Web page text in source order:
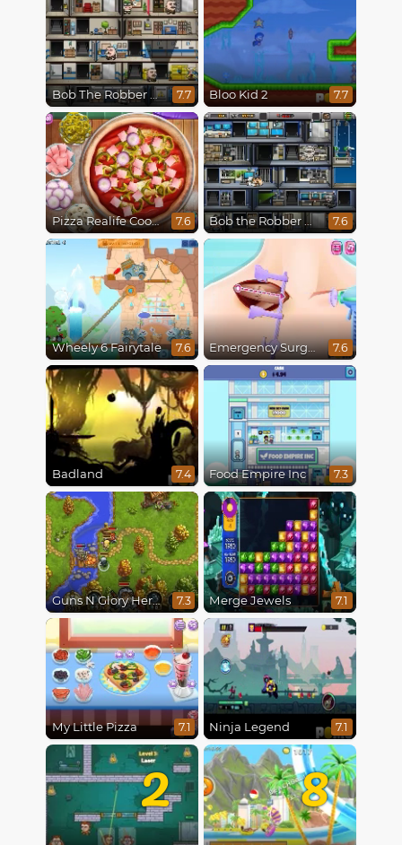
Bob The Robber 4: Season 2 Russia 7.7 Bloo Kid 2 7.7
Pizza Realife Cooking 7.6 Bob the Robber 4 Season 3 : Japan 7.6
Wheely 6 Fairytale 7.6 Emergency Surgery 7.6
Badland 7.4 Food Empire Inc 7.3
Guns N Glory Heroes 7.3 Merge Jewels 7.1
My Little Pizza 7.1 Ninja Legend 7.1
2 8